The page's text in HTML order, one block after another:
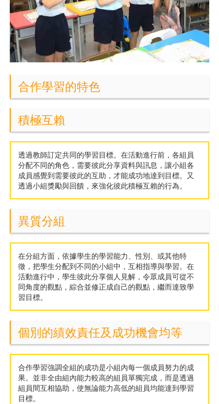
合作學習的特色
積極互賴
透過教師訂定共同的學習目標。在活動進行前，各組員
分配不同的角色，需要彼此分享資料與訊息，讓小組各
成員感覺到需要彼此的互助，才能成功地達到目標。又
透過小組獎勵與回饋，來強化彼此積極互賴的行為。
異質分組
在分組方面，依據學生的學習能力、性別、或其他特
徵，把學生分配到不同的小組中，互相指導與學習。在
活動進行中，學生彼此分享個人見解，令眾成員可從不
同角度的觀點，綜合並修正成自己的觀點，繼而達致學
習目標。
個別的績效責任及成功機會均等
合作學習強調全組的成功是小組內每一個成員努力的成
果。並非全由組內能力較高的組員單獨完成，而是透過
組員間互相協助，使無論能力高低的組員均能達到學習
目標。